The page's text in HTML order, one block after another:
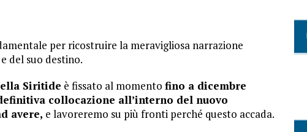
per ricostruire la meravigliosa narrazione
del suo destino.
Siritide è fissato al momento fino a dicembre
collocazione all’interno del nuovo
avere, e lavoreremo su più fronti perché questo accada.